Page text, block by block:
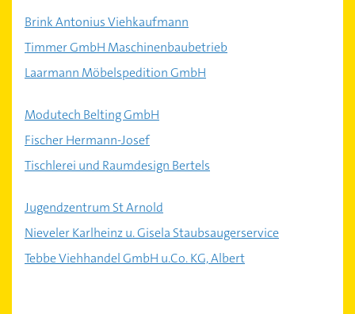
Brink Antonius Viehkaufmann
Timmer GmbH Maschinenbaubetrieb
Laarmann Möbelspedition GmbH
Modutech Belting GmbH
Fischer Hermann-Josef
Tischlerei und Raumdesign Bertels
Jugendzentrum St Arnold
Nieveler Karlheinz u. Gisela Staubsaugerservice
Tebbe Viehhandel GmbH u.Co. KG, Albert